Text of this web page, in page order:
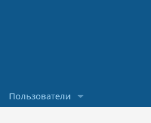
Пользователи